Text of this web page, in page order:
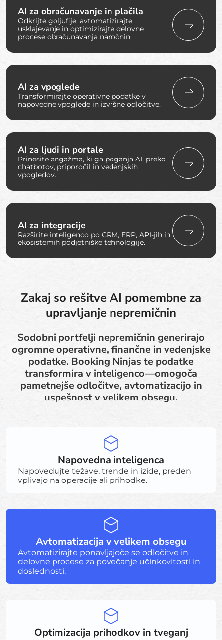
AI za obračunavanje in plačila
Odkrijte goljufije, avtomatizirajte
usklajevanje in optimizirajte delovne
procese obračunavanja naročnin.
AI za vpoglede
Transformirajte operativne podatke v
napovedne vpoglede in izvršne odločitve.
AI za ljudi in portale
Prinesite angažma, ki ga poganja AI, preko
chatbotov, priporočil in vedenjskih
vpogledov.
AI za integracije
Razširite inteligenco po CRM, ERP, API-jih in
ekosistemih podjetniške tehnologije.
Zakaj so rešitve AI pomembne za
upravljanje nepremičnin
Sodobni portfelji nepremičnin generirajo
ogromne operativne, finančne in vedenjske
podatke. Booking Ninjas te podatke
transformira v inteligenco—omogoča
pametnejše odločitve, avtomatizacijo in
uspešnost v velikem obsegu.
Napovedna inteligenca
Napovedujte težave, trende in izide, preden
vplivajo na operacije ali prihodke.
Avtomatizacija v velikem obsegu
Avtomatizirajte ponavljajoče se odločitve in
delovne procese za povečanje učinkovitosti in
doslednosti.
Optimizacija prihodkov in tveganj